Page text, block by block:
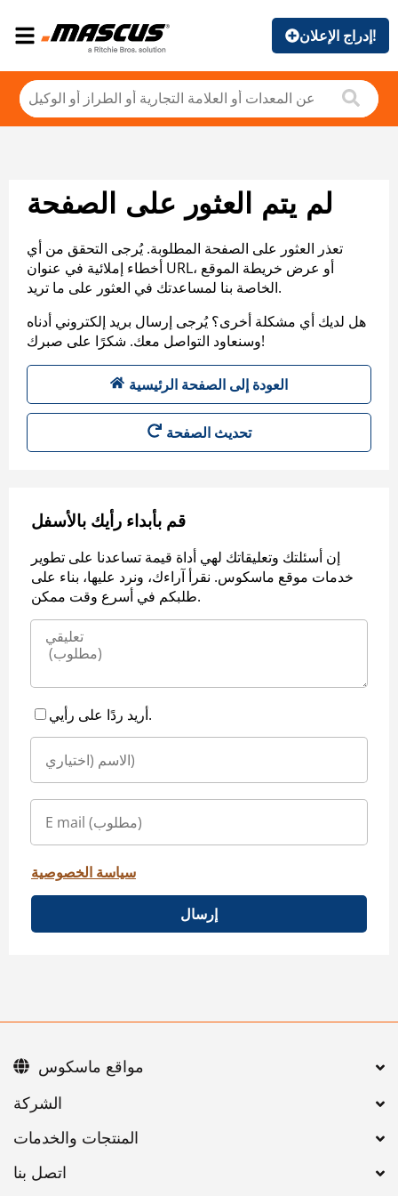
إدراج الإعلان!
لم يتم العثور على الصفحة
تعذر العثور على الصفحة المطلوبة. يُرجى التحقق من أي
أخطاء إملائية في عنوان URL، أو عرض خريطة الموقع
الخاصة بنا لمساعدتك في العثور على ما تريد.
هل لديك أي مشكلة أخرى؟ يُرجى إرسال بريد إلكتروني أدناه
وسنعاود التواصل معك. شكرًا على صبرك!
العودة إلى الصفحة الرئيسية
تحديث الصفحة
قم بأبداء رأيك بالأسفل
إن أسئلتك وتعليقاتك لهي أداة قيمة تساعدنا على تطوير
خدمات موقع ماسكوس. نقرأ آراءك، ونرد عليها، بناء على
طلبكم في أسرع وقت ممكن.
أريد ردًا على رأيي.
سياسة الخصوصية
إرسال
اتصل بنا
مواقع ماسكوس